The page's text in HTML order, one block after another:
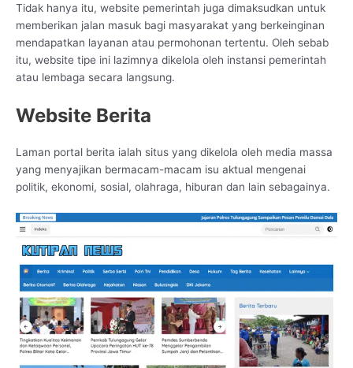
Tidak hanya itu, website pemerintah juga dimaksudkan untuk
memberikan jalan masuk bagi masyarakat yang berkeinginan
mendapatkan layanan atau permohonan tertentu. Oleh sebab
itu, website tipe ini lazimnya dikelola oleh instansi pemerintah
atau lembaga secara langsung.
Website Berita
Laman portal berita ialah situs yang dikelola oleh media massa
yang menyajikan bermacam-macam isu aktual mengenai
politik, ekonomi, sosial, olahraga, hiburan dan lain sebagainya.